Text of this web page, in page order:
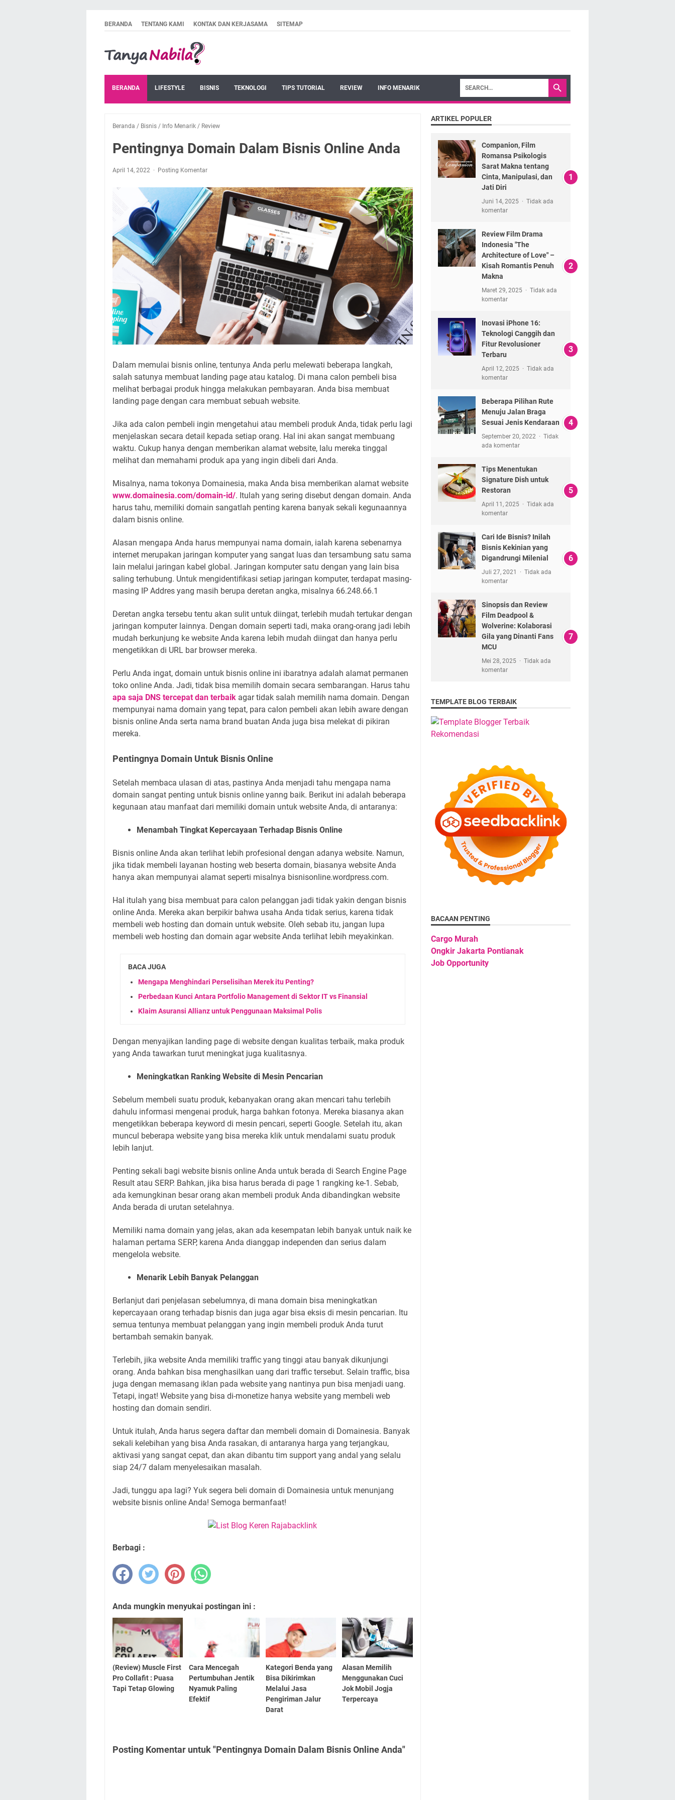
BERANDA TENTANG KAMI KONTAK DAN KERJASAMA SITEMAP
BERANDA LIFESTYLE BISNIS TEKNOLOGI TIPS TUTORIAL REVIEW INFO MENARIK
Beranda / Bisnis / Info Menarik / Review
Pentingnya Domain Dalam Bisnis Online Anda
April 14, 2022 Posting Komentar
Dalam memulai bisnis online, tentunya Anda perlu melewati beberapa langkah,
salah satunya membuat landing page atau katalog. Di mana calon pembeli bisa
melihat berbagai produk hingga melakukan pembayaran. Anda bisa membuat
landing page dengan cara membuat sebuah website.
Jika ada calon pembeli ingin mengetahui atau membeli produk Anda, tidak perlu lagi
menjelaskan secara detail kepada setiap orang. Hal ini akan sangat membuang
waktu. Cukup hanya dengan memberikan alamat website, lalu mereka tinggal
melihat dan memahami produk apa yang ingin dibeli dari Anda.
Misalnya, nama tokonya Domainesia, maka Anda bisa memberikan alamat website
www.domainesia.com/domain-id/. Itulah yang sering disebut dengan domain. Anda
harus tahu, memiliki domain sangatlah penting karena banyak sekali kegunaannya
dalam bisnis online.
Alasan mengapa Anda harus mempunyai nama domain, ialah karena sebenarnya
internet merupakan jaringan komputer yang sangat luas dan tersambung satu sama
lain melalui jaringan kabel global. Jaringan komputer satu dengan yang lain bisa
saling terhubung. Untuk mengidentifikasi setiap jaringan komputer, terdapat masing-
masing IP Addres yang masih berupa deretan angka, misalnya 66.248.66.1
Deretan angka tersebu tentu akan sulit untuk diingat, terlebih mudah tertukar dengan
jaringan komputer lainnya. Dengan domain seperti tadi, maka orang-orang jadi lebih
mudah berkunjung ke website Anda karena lebih mudah diingat dan hanya perlu
mengetikkan di URL bar browser mereka.
Perlu Anda ingat, domain untuk bisnis online ini ibaratnya adalah alamat permanen
toko online Anda. Jadi, tidak bisa memilih domain secara sembarangan. Harus tahu
apa saja DNS tercepat dan terbaik agar tidak salah memilih nama domain. Dengan
mempunyai nama domain yang tepat, para calon pembeli akan lebih aware dengan
bisnis online Anda serta nama brand buatan Anda juga bisa melekat di pikiran
mereka.
Pentingnya Domain Untuk Bisnis Online
Setelah membaca ulasan di atas, pastinya Anda menjadi tahu mengapa nama
domain sangat penting untuk bisnis online yanng baik. Berikut ini adalah beberapa
kegunaan atau manfaat dari memiliki domain untuk website Anda, di antaranya:
Menambah Tingkat Kepercayaan Terhadap Bisnis Online
Bisnis online Anda akan terlihat lebih profesional dengan adanya website. Namun,
jika tidak membeli layanan hosting web beserta domain, biasanya website Anda
hanya akan mempunyai alamat seperti misalnya bisnisonline.wordpress.com.
Hal itulah yang bisa membuat para calon pelanggan jadi tidak yakin dengan bisnis
online Anda. Mereka akan berpikir bahwa usaha Anda tidak serius, karena tidak
membeli web hosting dan domain untuk website. Oleh sebab itu, jangan lupa
membeli web hosting dan domain agar website Anda terlihat lebih meyakinkan.
BACA JUGA
Mengapa Menghindari Perselisihan Merek itu Penting?
Perbedaan Kunci Antara Portfolio Management di Sektor IT vs Finansial
Klaim Asuransi Allianz untuk Penggunaan Maksimal Polis
Dengan menyajikan landing page di website dengan kualitas terbaik, maka produk
yang Anda tawarkan turut meningkat juga kualitasnya.
Meningkatkan Ranking Website di Mesin Pencarian
Sebelum membeli suatu produk, kebanyakan orang akan mencari tahu terlebih
dahulu informasi mengenai produk, harga bahkan fotonya. Mereka biasanya akan
mengetikkan beberapa keyword di mesin pencari, seperti Google. Setelah itu, akan
muncul beberapa website yang bisa mereka klik untuk mendalami suatu produk
lebih lanjut.
Penting sekali bagi website bisnis online Anda untuk berada di Search Engine Page
Result atau SERP. Bahkan, jika bisa harus berada di page 1 rangking ke-1. Sebab,
ada kemungkinan besar orang akan membeli produk Anda dibandingkan website
Anda berada di urutan setelahnya.
Memiliki nama domain yang jelas, akan ada kesempatan lebih banyak untuk naik ke
halaman pertama SERP, karena Anda dianggap independen dan serius dalam
mengelola website.
Menarik Lebih Banyak Pelanggan
Berlanjut dari penjelasan sebelumnya, di mana domain bisa meningkatkan
kepercayaan orang terhadap bisnis dan juga agar bisa eksis di mesin pencarian. Itu
semua tentunya membuat pelanggan yang ingin membeli produk Anda turut
bertambah semakin banyak.
Terlebih, jika website Anda memiliki traffic yang tinggi atau banyak dikunjungi
orang. Anda bahkan bisa menghasilkan uang dari traffic tersebut. Selain traffic, bisa
juga dengan memasang iklan pada website yang nantinya pun bisa menjadi uang.
Tetapi, ingat! Website yang bisa di-monetize hanya website yang membeli web
hosting dan domain sendiri.
Untuk itulah, Anda harus segera daftar dan membeli domain di Domainesia. Banyak
sekali kelebihan yang bisa Anda rasakan, di antaranya harga yang terjangkau,
aktivasi yang sangat cepat, dan akan dibantu tim support yang andal yang selalu
siap 24/7 dalam menyelesaikan masalah.
Jadi, tunggu apa lagi? Yuk segera beli domain di Domainesia untuk menunjang
website bisnis online Anda! Semoga bermanfaat!
Berbagi :
Anda mungkin menyukai postingan ini :
(Review) Muscle First
Pro Collafit : Puasa
Tapi Tetap Glowing
Cara Mencegah
Pertumbuhan Jentik
Nyamuk Paling
Efektif
Kategori Benda yang
Bisa Dikirimkan
Melalui Jasa
Pengiriman Jalur
Darat
Alasan Memilih
Menggunakan Cuci
Jok Mobil Jogja
Terpercaya
Posting Komentar untuk "Pentingnya Domain Dalam Bisnis Online Anda"
ARTIKEL POPULER
Companion, Film
Romansa Psikologis
Sarat Makna tentang
Cinta, Manipulasi, dan
Jati Diri
Juni 14, 2025
Tidak ada
komentar
Review Film Drama
Indonesia "The
Architecture of Love" –
Kisah Romantis Penuh
Makna
Maret 29, 2025
Tidak ada
komentar
Inovasi iPhone 16:
Teknologi Canggih dan
Fitur Revolusioner
Terbaru
April 12, 2025
Tidak ada
komentar
Beberapa Pilihan Rute
Menuju Jalan Braga
Sesuai Jenis Kendaraan
September 20, 2022
Tidak
ada komentar
Tips Menentukan
Signature Dish untuk
Restoran
April 11, 2025
Tidak ada
komentar
Cari Ide Bisnis? Inilah
Bisnis Kekinian yang
Digandrungi Milenial
Juli 27, 2021
Tidak ada
komentar
Sinopsis dan Review
Film Deadpool &
Wolverine: Kolaborasi
Gila yang Dinanti Fans
MCU
Mei 28, 2025
Tidak ada
komentar
TEMPLATE BLOG TERBAIK
BACAAN PENTING
Cargo Murah
Ongkir Jakarta Pontianak
Job Opportunity